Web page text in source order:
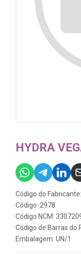
HYDRA
Código do
Código: 2978
Código NCM:
Código de Barras do
Embalagem: UN/1